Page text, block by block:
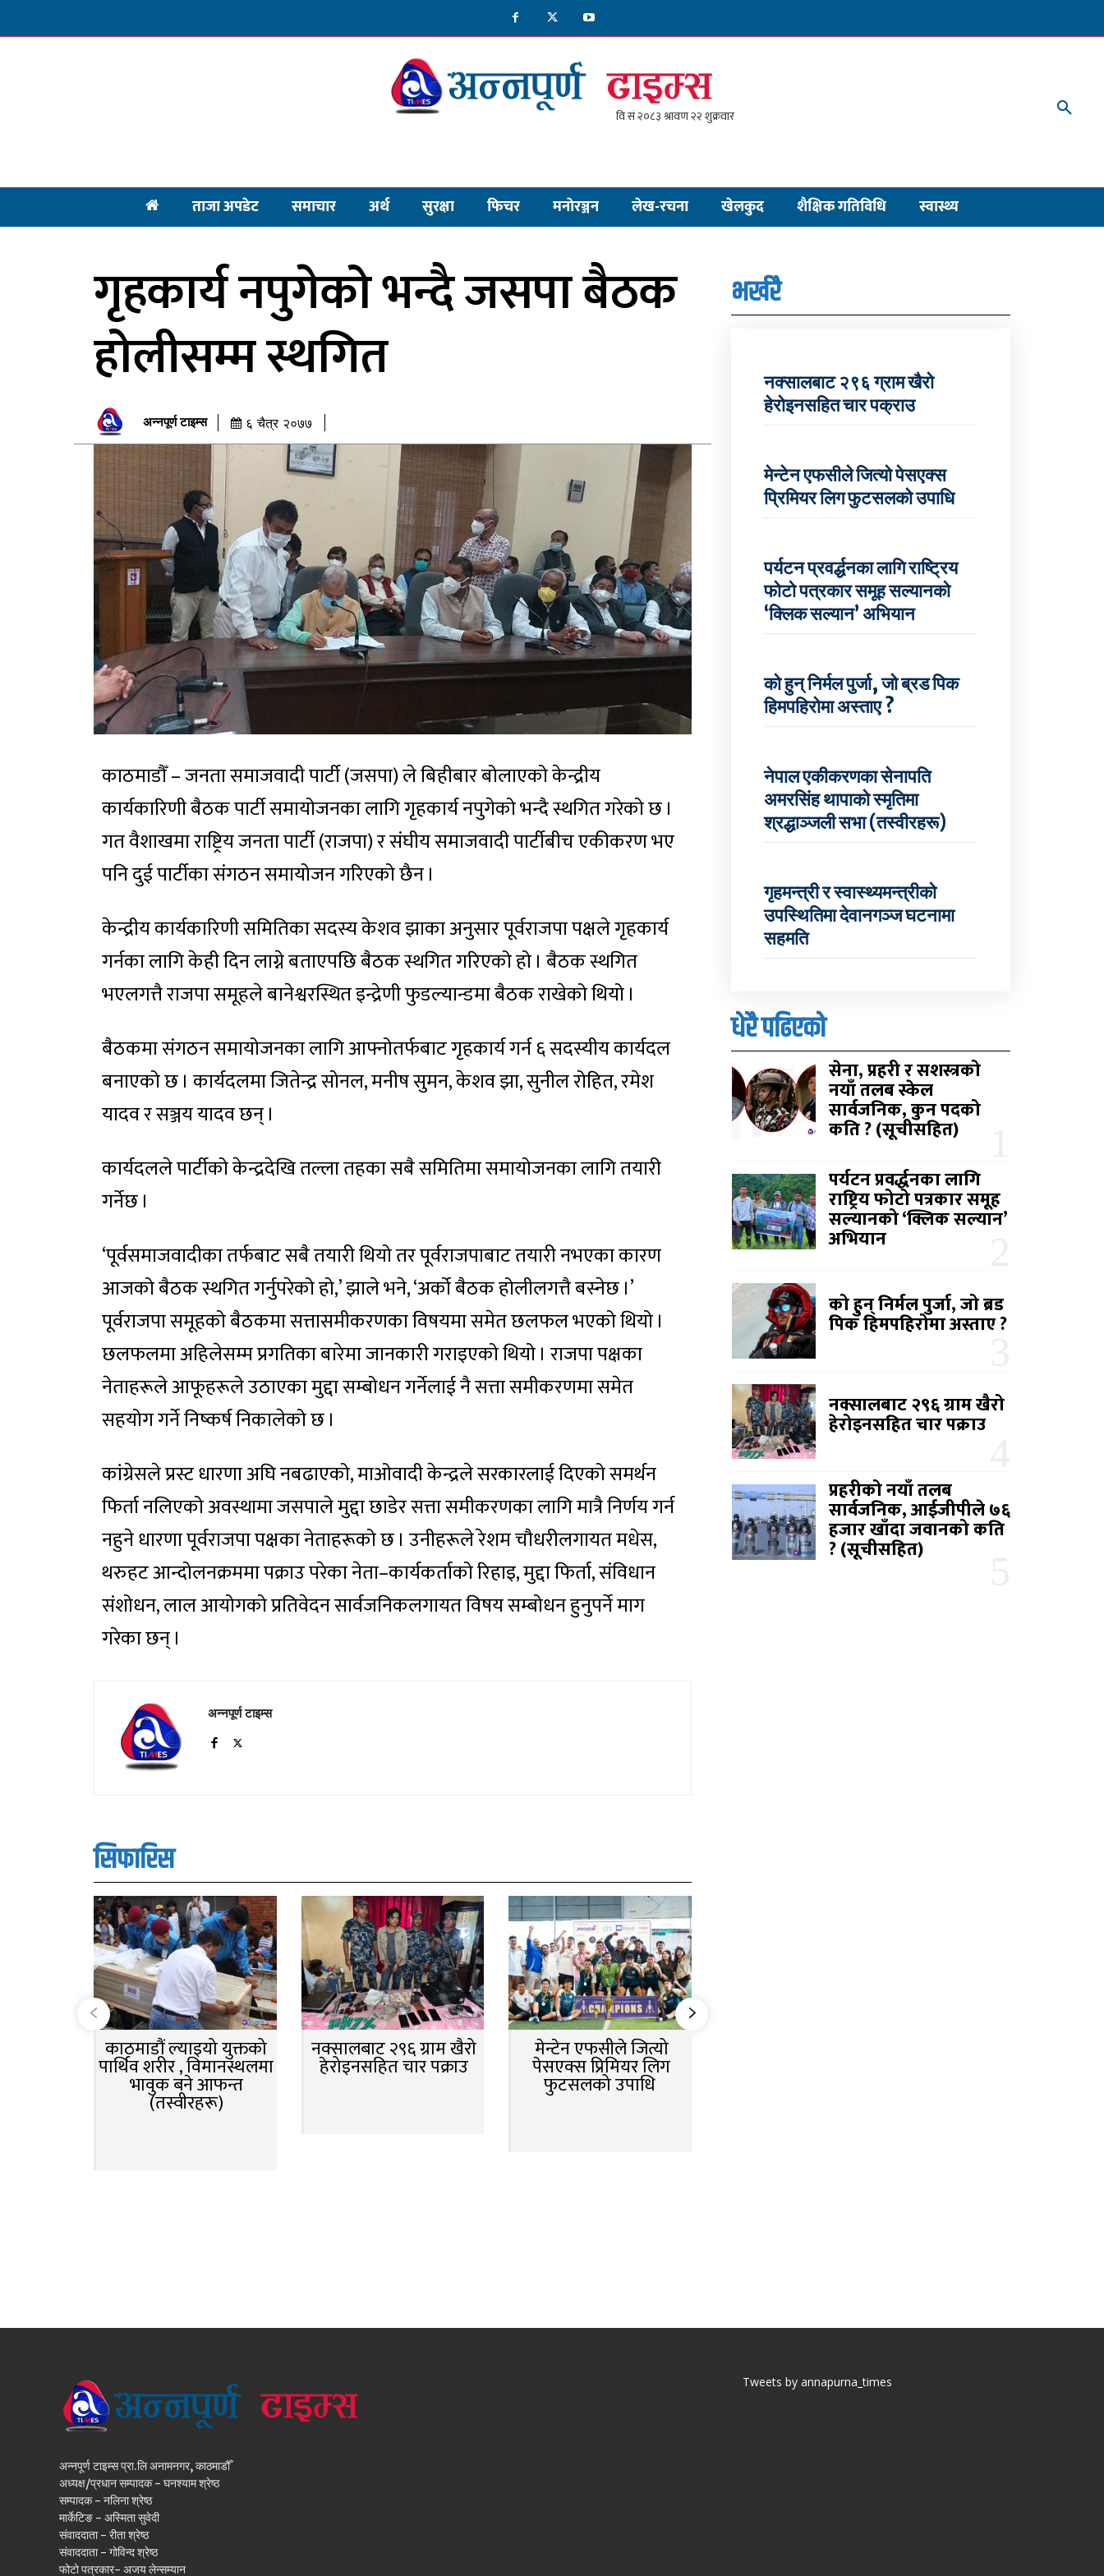
ताजा अपडेट समाचार अर्थ सुरक्षा फिचर मनाेरञ्जन लेख-रचना खेलकुद शैक्षिक गतिविधि स्वास्थ्य
गृहकार्य नपुगेको भन्दै जसपा बैठक
होलीसम्म स्थगित
अन्नपूर्ण टाइम्स ६ चैत्र २०७७
काठमाडौँ – जनता समाजवादी पार्टी (जसपा) ले बिहीबार बोलाएको केन्द्रीय
कार्यकारिणी बैठक पार्टी समायोजनका लागि गृहकार्य नपुगेको भन्दै स्थगित गरेको छ ।
गत वैशाखमा राष्ट्रिय जनता पार्टी (राजपा) र संघीय समाजवादी पार्टीबीच एकीकरण भए
पनि दुई पार्टीका संगठन समायोजन गरिएको छैन ।
केन्द्रीय कार्यकारिणी समितिका सदस्य केशव झाका अनुसार पूर्वराजपा पक्षले गृहकार्य
गर्नका लागि केही दिन लाग्ने बताएपछि बैठक स्थगित गरिएको हो । बैठक स्थगित
भएलगत्तै राजपा समूहले बानेश्वरस्थित इन्द्रेणी फुडल्यान्डमा बैठक राखेको थियो ।
बैठकमा संगठन समायोजनका लागि आफ्नोतर्फबाट गृहकार्य गर्न ६ सदस्यीय कार्यदल
बनाएको छ । कार्यदलमा जितेन्द्र सोनल, मनीष सुमन, केशव झा, सुनील रोहित, रमेश
यादव र सञ्जय यादव छन् ।
कार्यदलले पार्टीको केन्द्रदेखि तल्ला तहका सबै समितिमा समायोजनका लागि तयारी
गर्नेछ ।
‘पूर्वसमाजवादीका तर्फबाट सबै तयारी थियो तर पूर्वराजपाबाट तयारी नभएका कारण
आजको बैठक स्थगित गर्नुपरेको हो,’ झाले भने, ‘अर्को बैठक होलीलगत्तै बस्नेछ ।’
पूर्वराजपा समूहको बैठकमा सत्तासमीकरणका विषयमा समेत छलफल भएको थियो ।
छलफलमा अहिलेसम्म प्रगतिका बारेमा जानकारी गराइएको थियो । राजपा पक्षका
नेताहरूले आफूहरूले उठाएका मुद्दा सम्बोधन गर्नेलाई नै सत्ता समीकरणमा समेत
सहयोग गर्ने निष्कर्ष निकालेको छ ।
कांग्रेसले प्रस्ट धारणा अघि नबढाएको, माओवादी केन्द्रले सरकारलाई दिएको समर्थन
फिर्ता नलिएको अवस्थामा जसपाले मुद्दा छाडेर सत्ता समीकरणका लागि मात्रै निर्णय गर्न
नहुने धारणा पूर्वराजपा पक्षका नेताहरूको छ । उनीहरूले रेशम चौधरीलगायत मधेस,
थरुहट आन्दोलनक्रममा पक्राउ परेका नेता–कार्यकर्ताको रिहाइ, मुद्दा फिर्ता, संविधान
संशोधन, लाल आयोगको प्रतिवेदन सार्वजनिकलगायत विषय सम्बोधन हुनुपर्ने माग
गरेका छन् ।
अन्नपूर्ण टाइम्स
सिफारिस
काठमाडौं ल्याइयो युक्तको
पार्थिव शरीर , विमानस्थलमा
भावुक बने आफन्त
(तस्वीरहरू)
नक्सालबाट २९६ ग्राम खैरो
हेरोइनसहित चार पक्राउ
मेन्टेन एफसीले जित्यो
पेसएक्स प्रिमियर लिग
फुटसलको उपाधि
भर्खरै
नक्सालबाट २९६ ग्राम खैरो
हेरोइनसहित चार पक्राउ
मेन्टेन एफसीले जित्यो पेसएक्स
प्रिमियर लिग फुटसलको उपाधि
पर्यटन प्रवर्द्धनका लागि राष्ट्रिय
फोटो पत्रकार समूह सल्यानको
‘क्लिक सल्यान’ अभियान
को हुन् निर्मल पुर्जा, जो ब्रड पिक
हिमपहिरोमा अस्ताए ?
नेपाल एकीकरणका सेनापति
अमरसिंह थापाको स्मृतिमा
श्रद्धाञ्जली सभा (तस्वीरहरू)
गृहमन्त्री र स्वास्थ्यमन्त्रीको
उपस्थितिमा देवानगञ्ज घटनामा
सहमति
धेरै पढिएको
सेना, प्रहरी र सशस्त्रको
नयाँ तलब स्केल
सार्वजनिक, कुन पदको
कति ? (सूचीसहित)
पर्यटन प्रवर्द्धनका लागि
राष्ट्रिय फोटो पत्रकार समूह
सल्यानको ‘क्लिक सल्यान’
अभियान
को हुन् निर्मल पुर्जा, जो ब्रड
पिक हिमपहिरोमा अस्ताए ?
नक्सालबाट २९६ ग्राम खैरो
हेरोइनसहित चार पक्राउ
प्रहरीको नयाँ तलब
सार्वजनिक, आईजीपीले ७६
हजार खाँदा जवानको कति
? (सूचीसहित)
अन्नपूर्ण टाइम्स प्रा.लि अनामनगर, काठमाडौँ
अध्यक्ष/प्रधान सम्पादक - घनश्याम श्रेष्ठ
सम्पादक - नलिना श्रेष्ठ
मार्केटिङ - अस्मिता सुवेदी
संवाददाता - रीता श्रेष्ठ
संवाददाता - गोविन्द श्रेष्ठ
फोटो पत्रकार- अजय लेन्सम्यान
Tweets by annapurna_times